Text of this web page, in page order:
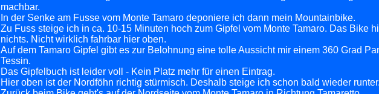
machbar.
In der Senke am Fusse vom Monte Tamaro deponiere ich dann mein Mountainbike.
Zu Fuss steige ich in ca. 10-15 Minuten hoch zum Gipfel vom Monte Tamaro. Das Bike
nichts. Nicht wirklich fahrbar hier oben.
Auf dem Tamaro Gipfel gibt es zur Belohnung eine tolle Aussicht mir einem 360 Grad
Tessin.
Das Gipfelbuch ist leider voll - Kein Platz mehr für einen Eintrag.
Hier oben ist der Nordföhn richtig stürmisch. Deshalb steige ich schon bald wieder runter.